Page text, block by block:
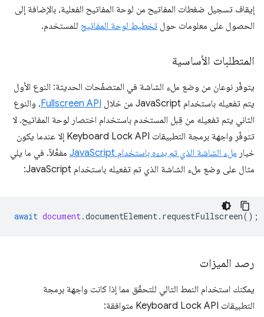
إيقاف تسجيل ضغطات المفاتيح من لوحة المفاتيح الفعلية، بالإضافة إلى
الحصول على معلومات حول تخطيط لوحة المفاتيح للمستخدم.
المتطلبات الأساسية
يتوفّر نوعان من وضع ملء الشاشة في المتصفّحات الحديثة: النوع الأول
يتم تفعيله باستخدام JavaScript من خلال
Fullscreen API، والنوع
الثاني يتم تفعيله من قِبل المستخدم باستخدام اختصار لوحة المفاتيح. لا
تتوفّر واجهة برمجة التطبيقات Keyboard Lock API إلا عندما يكون
خيار ملء الشاشة الذي تم بدءه باستخدام JavaScript
مفعَّلاً. في ما يلي
مثال على وضع ملء الشاشة الذي تم تفعيله باستخدام JavaScript:
await document.documentElement. requestFullscreen();
رصد الميزات
يمكنك استخدام النمط التالي للتحقّق مما إذا كانت واجهة برمجة
التطبيقات Keyboard Lock API متوافقة: